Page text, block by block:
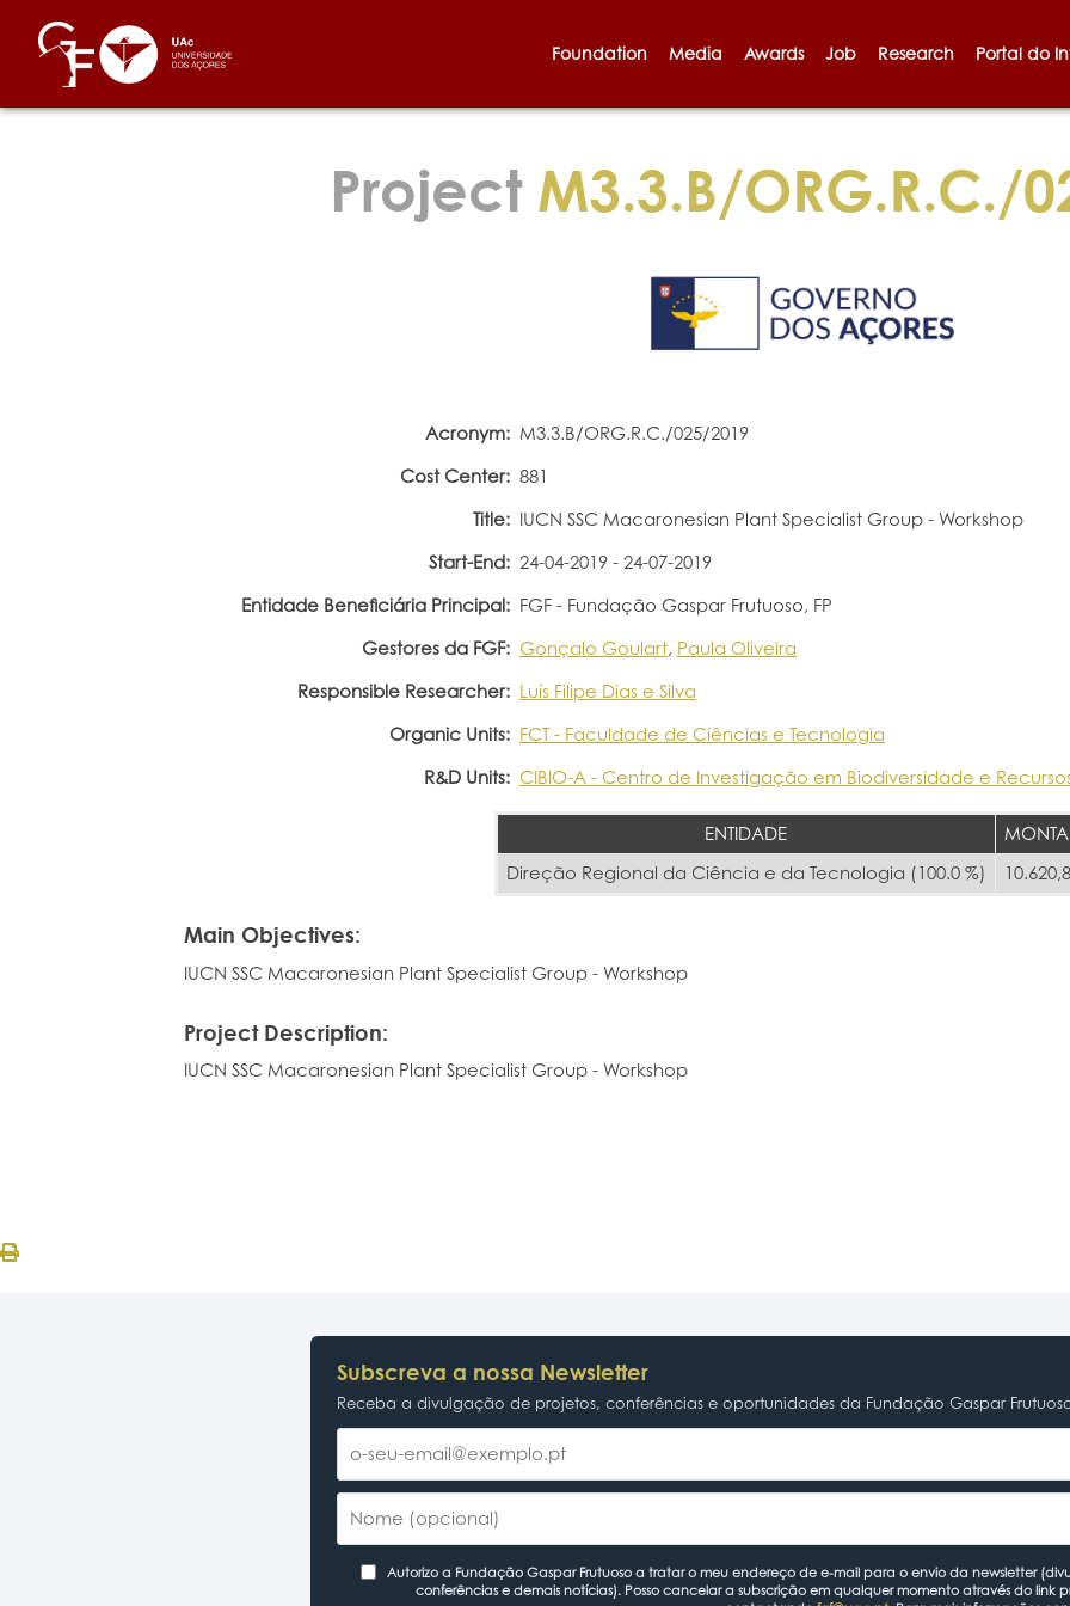
Foundation Media Awards Job Research Portal do
Project M3.3.B/ORG.R.C./
Acronym: M3.3.B/ORG.R.C./025/2019
Cost Center: 881
Title: IUCN SSC Macaronesian Plant Specialist Group - Workshop
Start-End: 24-04-2019 - 24-07-2019
Entidade Beneficiária Principal: FGF - Fundação Gaspar Frutuoso, FP
Gestores da FGF: Gonçalo Goulart, Paula Oliveira
Responsible Researcher: Luís Filipe Dias e Silva
Organic Units: FCT - Faculdade de Ciências e Tecnologia
R&D Units: CIBIO-A - Centro de Investigação em Biodiversidade e
ENTIDADE
Direção Regional da Ciência e da Tecnologia (100.0 %)
Main Objectives:
IUCN SSC Macaronesian Plant Specialist Group - Workshop
Project Description:
IUCN SSC Macaronesian Plant Specialist Group - Workshop
Subscreva a nossa Newsletter
Receba a divulgação de projetos, conferências e oportunidades da Fundação Gaspar
Autorizo a Fundação Gaspar Frutuoso a tratar o meu endereço de e-mail para o envio da newsletter
conferências e demais notícias). Posso cancelar a subscrição em qualquer momento através do link